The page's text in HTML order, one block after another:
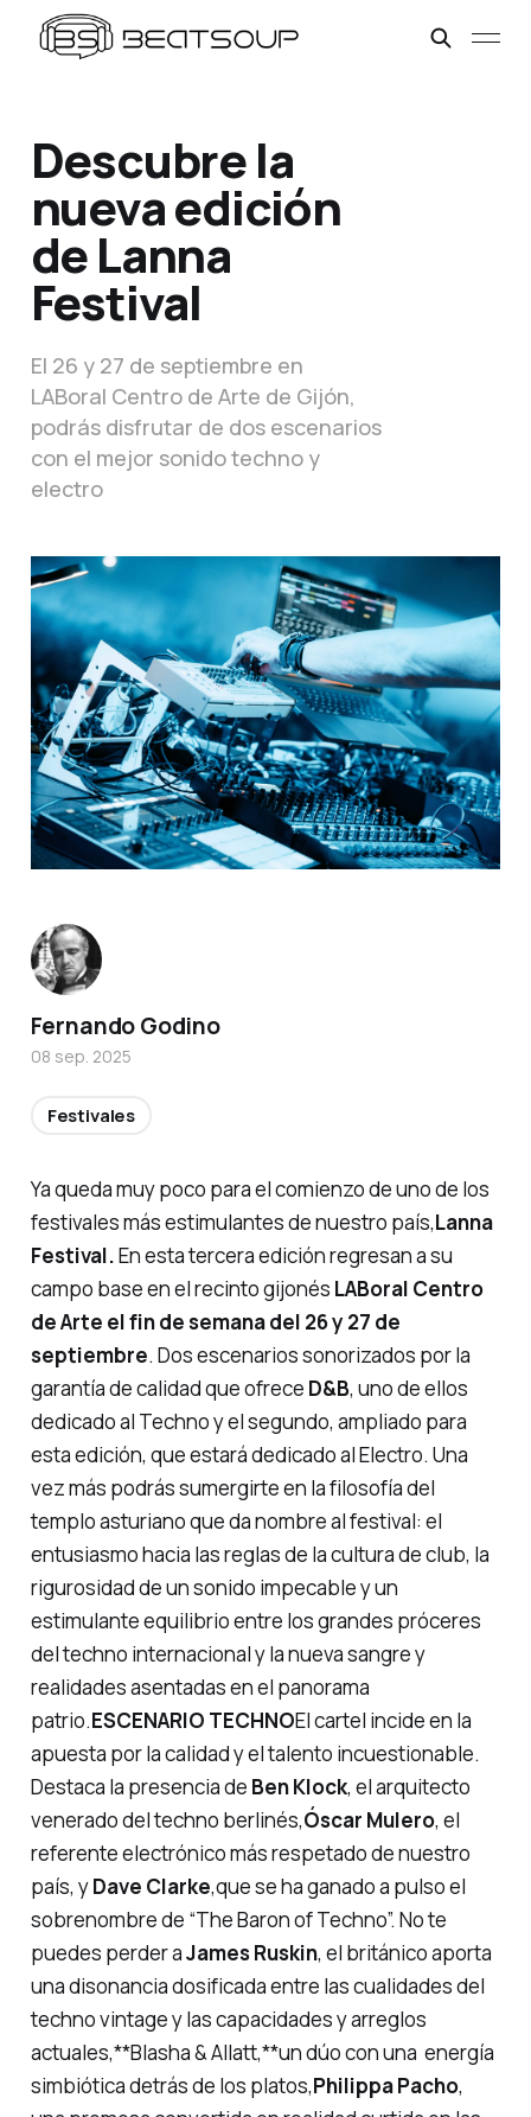
Descubre la
nueva edición
de Lanna
Festival
El 26 y 27 de septiembre en
LABoral Centro de Arte de Gijón,
podrás disfrutar de dos escenarios
con el mejor sonido techno y
electro
Ya queda muy poco para el comienzo de uno de los
festivales más estimulantes de nuestro país,Lanna
Festival.En esta tercera edición regresan a su
campo base en el recinto gijonés LABoral Centro
de Arte el fin de semana del 26 y 27 de
septiembre. Dos escenarios sonorizados por la
garantía de calidad que ofrece D&B, uno de ellos
dedicado al Techno y el segundo, ampliado para
esta edición, que estará dedicado al Electro. Una
vez más podrás sumergirte en la filosofía del
templo asturiano que da nombre al festival: el
entusiasmo hacia las reglas de la cultura de club, la
rigurosidad de un sonido impecable y un
estimulante equilibrio entre los grandes próceres
del techno internacional y la nueva sangre y
realidades asentadas en el panorama
patrio.ESCENARIO TECHNOEl cartel incide en la
apuesta por la calidad y el talento incuestionable.
Destaca la presencia de Ben Klock, el arquitecto
venerado del techno berlinés,Óscar Mulero, el
referente electrónico más respetado de nuestro
país, yDave Clarke,que se ha ganado a pulso el
sobrenombre de “The Baron of Techno”. No te
puedes perder aJames Ruskin, el británico aporta
una disonancia dosificada entre las cualidades del
techno vintage y las capacidades y arreglos
actuales,**Blasha & Allatt,**un dúo con una energía
simbiótica detrás de los platos,Philippa Pacho,
Fernando Godino
08 sep. 2025
Festivales